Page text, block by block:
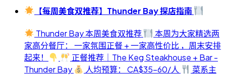
【每周美食双推荐】Thunder Bay 探店指南
Thunder Bay 本周美食双推荐
本周为大家精选两
家高分餐厅： 一家氛围正餐 + 一家高性价比 ，周末安排
起来！
正餐推荐｜The Keg Steakhouse + Bar -
Thunder Bay
人均预算： CA$35-60/人
菜系主